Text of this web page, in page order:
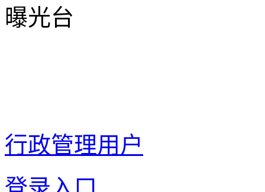
曝光台
行政管理用户